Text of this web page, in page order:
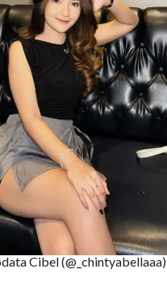
Cibel (@_chintyabellaaa)